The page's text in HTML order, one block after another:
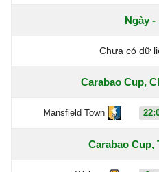
Ngày -
Chưa có dữ
Carabao Cup,
Mansfield Town
Carabao Cup,